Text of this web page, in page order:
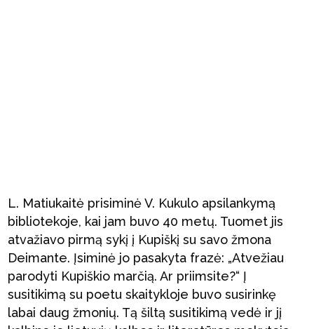
L. Matiukaitė prisiminė V. Kukulo apsilankymą
bibliotekoje, kai jam buvo 40 metų. Tuomet jis
atvažiavo pirmą sykį į Kupiškį su savo žmona
Deimante. Įsiminė jo pasakyta frazė: „Atvežiau
parodyti Kupiškio marčią. Ar priimsite?“ Į
susitikimą su poetu skaitykloje buvo susirinkę
labai daug žmonių. Tą šiltą susitikimą vedė ir jį